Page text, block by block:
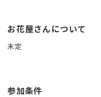
お花屋さんについて
未定
参加条件